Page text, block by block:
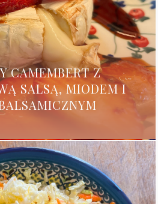
CAMEMBERT Z
SALSĄ, MIODEM I